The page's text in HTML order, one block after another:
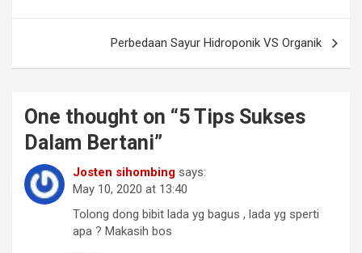
Perbedaan Sayur Hidroponik VS Organik
One thought on “5 Tips Sukses
Dalam Bertani”
Josten sihombing says:
May 10, 2020 at 13:40
Tolong dong bibit lada yg bagus , lada yg sperti
apa ? Makasih bos